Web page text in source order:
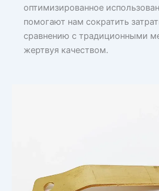
оптимизированное
помогают нам сократить
сравнению с традиционными
жертвуя качеством.